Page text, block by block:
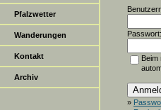
Pfalzwetter
Wanderungen
Kontakt
Archiv
Passwort:
Beim
»